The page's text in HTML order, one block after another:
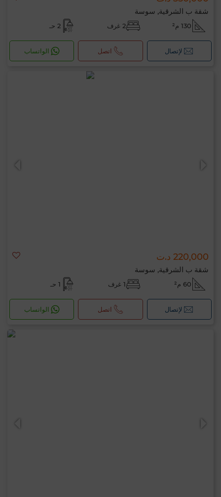
شقة ب الشرقية, سوسة
130 م² 2 غرف 2 حـ
لإتصال اتصل الواتساب
220,000 د.ت
شقة ب الشرقية, سوسة
60 م² 1 غرف 1 حـ
لإتصال اتصل الواتساب